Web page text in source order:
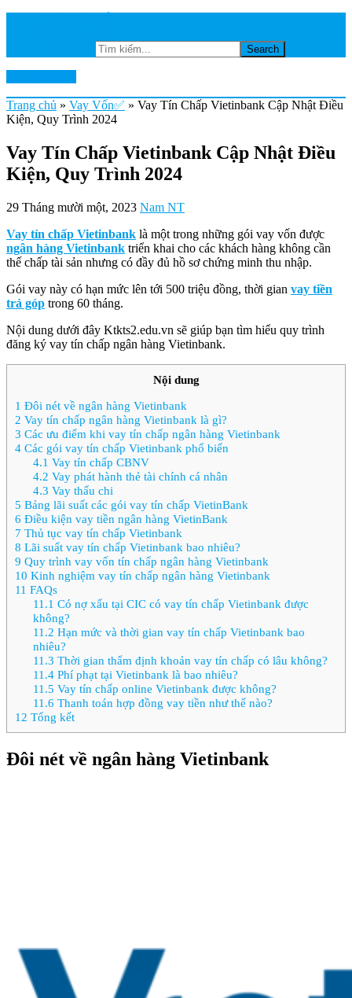
Trang chủ » Vay Vốn✅ » Vay Tín Chấp Vietinbank Cập Nhật Điều
Kiện, Quy Trình 2024
Vay Tín Chấp Vietinbank Cập Nhật Điều
Kiện, Quy Trình 2024
29 Tháng mười một, 2023 Nam NT
Vay tín chấp Vietinbank là một trong những gói vay vốn được
ngân hàng Vietinbank triển khai cho các khách hàng không cần
thế chấp tài sản nhưng có đầy đủ hồ sơ chứng minh thu nhập.
Gói vay này có hạn mức lên tới 500 triệu đồng, thời gian vay tiền
trả góp trong 60 tháng.
Nội dung dưới đây Ktkts2.edu.vn sẽ giúp bạn tìm hiểu quy trình
đăng ký vay tín chấp ngân hàng Vietinbank.
Nội dung
1 Đôi nét về ngân hàng Vietinbank
2 Vay tín chấp ngân hàng Vietinbank là gì?
3 Các ưu điểm khi vay tín chấp ngân hàng Vietinbank
4 Các gói vay tín chấp Vietinbank phổ biến
4.1 Vay tín chấp CBNV
4.2 Vay phát hành thẻ tài chính cá nhân
4.3 Vay thấu chi
5 Bảng lãi suất các gói vay tín chấp VietinBank
6 Điều kiện vay tiền ngân hàng VietinBank
7 Thủ tục vay tín chấp Vietinbank
8 Lãi suất vay tín chấp Vietinbank bao nhiêu?
9 Quy trình vay vốn tín chấp ngân hàng Vietinbank
10 Kinh nghiệm vay tín chấp ngân hàng Vietinbank
11 FAQs
11.1 Có nợ xấu tại CIC có vay tín chấp Vietinbank được
không?
11.2 Hạn mức và thời gian vay tín chấp Vietinbank bao
nhiêu?
11.3 Thời gian thẩm định khoản vay tín chấp có lâu không?
11.4Phí phạt tại Vietinbank là bao nhiêu?
11.5 Vay tín chấp online Vietinbank được không?
11.6 Thanh toán hợp đồng vay tiền như thế nào?
12 Tổng kết
Đôi nét về ngân hàng Vietinbank